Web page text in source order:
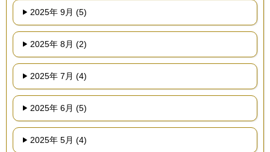
2025年 9月 (5)
2025年 8月 (2)
2025年 7月 (4)
2025年 6月 (5)
2025年 5月 (4)